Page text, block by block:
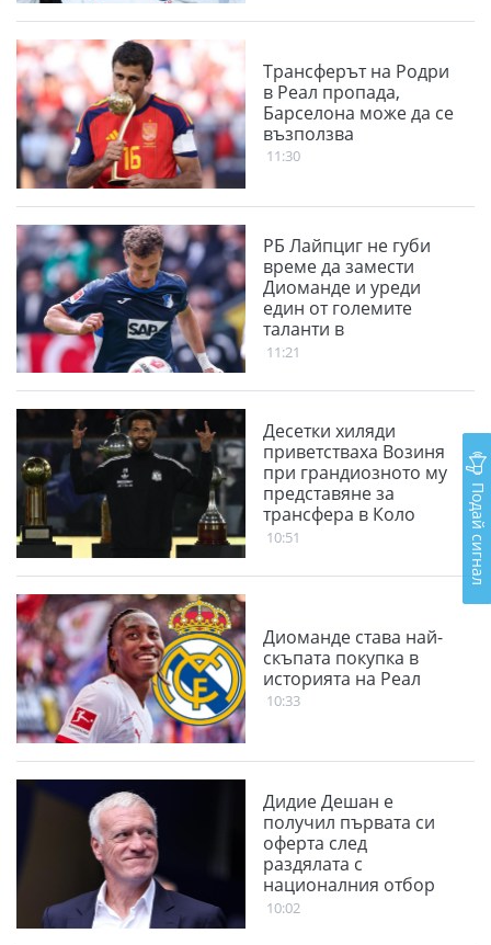
Трансферът на Родри
в Реал пропада,
Барселона може да се
възползва
11:30
РБ Лайпциг не губи
време да замести
Диоманде и уреди
един от големите
таланти в
Бундеслигата
11:21
Десетки хиляди
приветстваха Возиня
при грандиозното му
представяне за
трансфера в Коло
Коло
10:51
Диоманде става най-
скъпата покупка в
историята на Реал
10:33
Дидие Дешан е
получил първата си
оферта след
раздялата с
националния отбор
на Франция
10:02
Подай сигнал